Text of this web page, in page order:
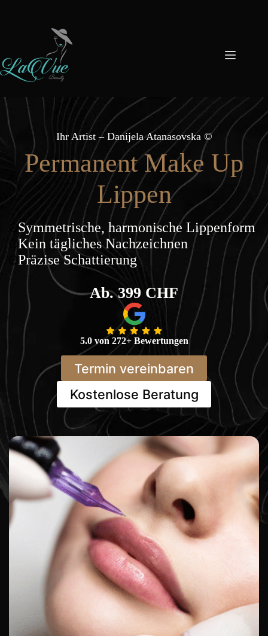
Ihr Artist – Danijela Atanasovska ©
Permanent Make Up
Lippen
Symmetrische, harmonische Lippenform
Kein tägliches Nachzeichnen
Präzise Schattierung
Ab. 399 CHF
5.0 von 272+ Bewertungen
Termin vereinbaren
Kostenlose Beratung